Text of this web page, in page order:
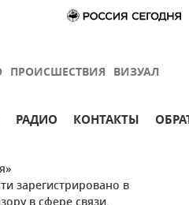
ПРОИСШЕСТВИЯ ВИЗУАЛ
РАДИО КОНТАКТЫ
зарегистрировано в